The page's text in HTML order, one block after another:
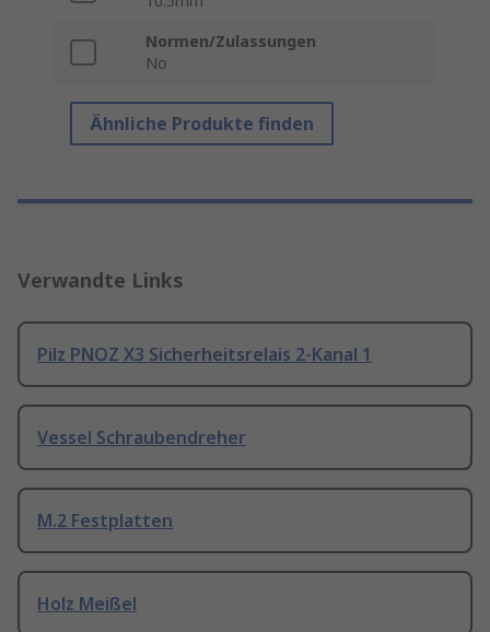
Normen/Zulassungen
No
Ähnliche Produkte finden
Verwandte Links
Pilz PNOZ X3 Sicherheitsrelais 2-Kanal 1
Vessel Schraubendreher
M.2 Festplatten
Holz Meißel